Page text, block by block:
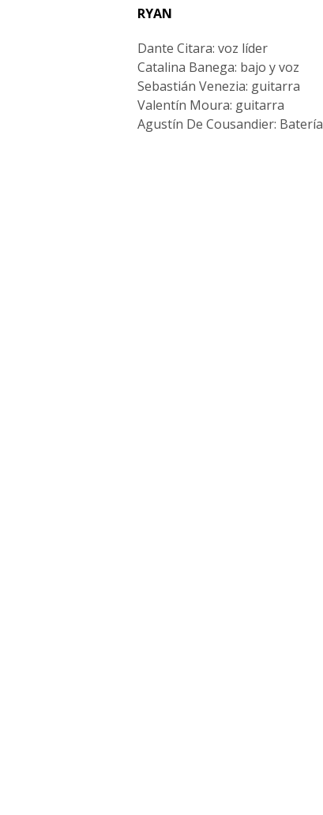
RYAN
Dante Citara: voz líder
Catalina Banega: bajo y voz
Sebastián Venezia: guitarra
Valentín Moura: guitarra
Agustín De Cousandier: Batería